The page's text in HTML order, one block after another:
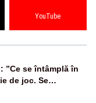
YouTube
”Ce se întâmplă în
de joc. Se
de prost”